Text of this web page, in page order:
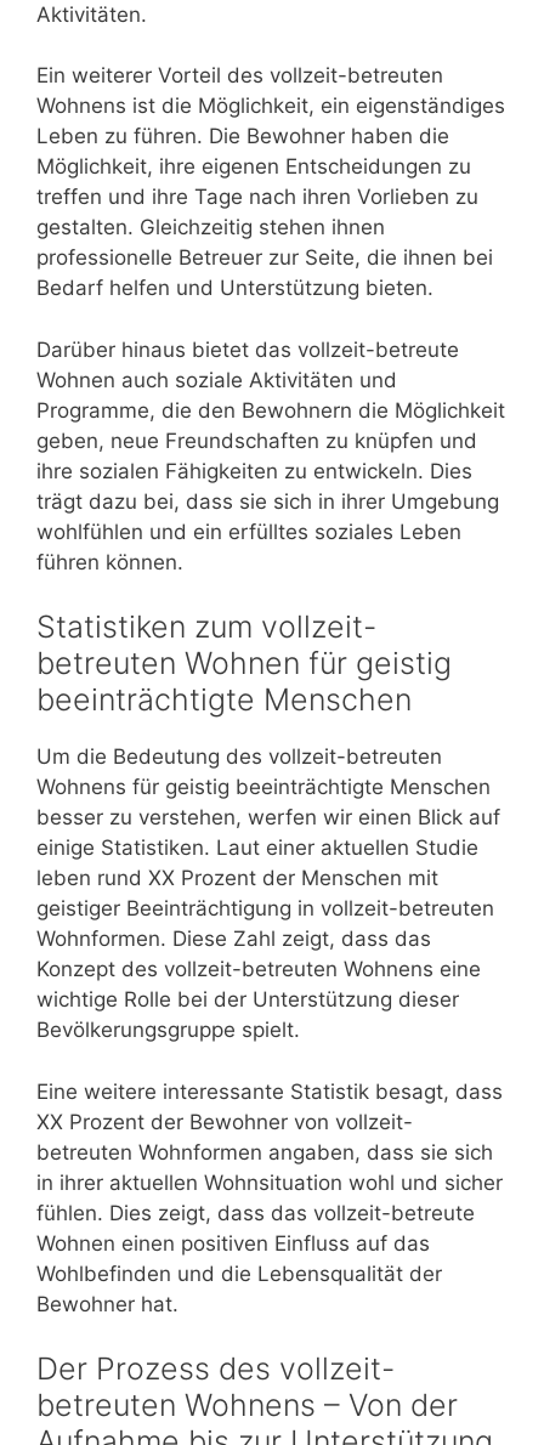
Aktivitäten.
Ein weiterer Vorteil des vollzeit-betreuten
Wohnens ist die Möglichkeit, ein eigenständiges
Leben zu führen. Die Bewohner haben die
Möglichkeit, ihre eigenen Entscheidungen zu
treffen und ihre Tage nach ihren Vorlieben zu
gestalten. Gleichzeitig stehen ihnen
professionelle Betreuer zur Seite, die ihnen bei
Bedarf helfen und Unterstützung bieten.
Darüber hinaus bietet das vollzeit-betreute
Wohnen auch soziale Aktivitäten und
Programme, die den Bewohnern die Möglichkeit
geben, neue Freundschaften zu knüpfen und
ihre sozialen Fähigkeiten zu entwickeln. Dies
trägt dazu bei, dass sie sich in ihrer Umgebung
wohlfühlen und ein erfülltes soziales Leben
führen können.
Statistiken zum vollzeit-
betreuten Wohnen für geistig
beeinträchtigte Menschen
Um die Bedeutung des vollzeit-betreuten
Wohnens für geistig beeinträchtigte Menschen
besser zu verstehen, werfen wir einen Blick auf
einige Statistiken. Laut einer aktuellen Studie
leben rund XX Prozent der Menschen mit
geistiger Beeinträchtigung in vollzeit-betreuten
Wohnformen. Diese Zahl zeigt, dass das
Konzept des vollzeit-betreuten Wohnens eine
wichtige Rolle bei der Unterstützung dieser
Bevölkerungsgruppe spielt.
Eine weitere interessante Statistik besagt, dass
XX Prozent der Bewohner von vollzeit-
betreuten Wohnformen angaben, dass sie sich
in ihrer aktuellen Wohnsituation wohl und sicher
fühlen. Dies zeigt, dass das vollzeit-betreute
Wohnen einen positiven Einfluss auf das
Wohlbefinden und die Lebensqualität der
Bewohner hat.
Der Prozess des vollzeit-
betreuten Wohnens – Von der